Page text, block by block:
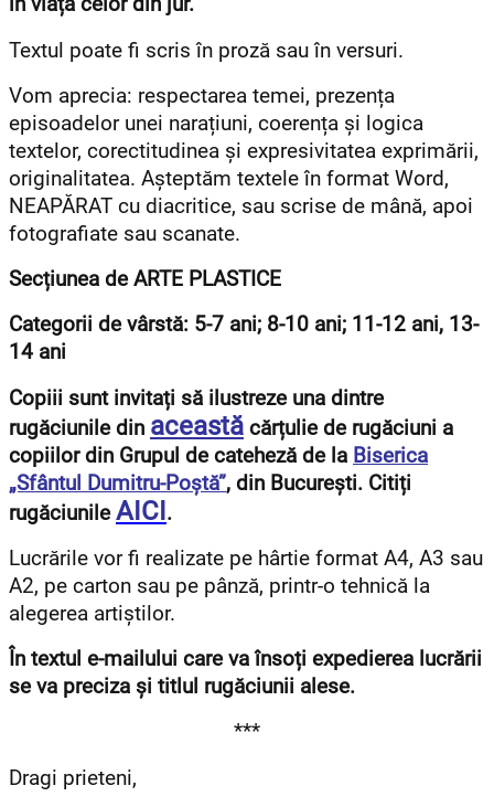
Textul poate fi scris în proză sau în versuri.
Vom aprecia: respectarea temei, prezența
episoadelor unei narațiuni, coerența și logica
textelor, corectitudinea și expresivitatea exprimării,
originalitatea. Așteptăm textele în format Word,
NEAPĂRAT cu diacritice, sau scrise de mână, apoi
fotografiate sau scanate.
Secțiunea de ARTE PLASTICE
Categorii de vârstă: 5-7 ani; 8-10 ani; 11-12 ani, 13-
14 ani
Copiii sunt invitați să ilustreze una dintre
rugăciunile din această cărțulie de rugăciuni a
copiilor din Grupul de cateheză de la Biserica
„Sfântul Dumitru-Poștă”, din București. Citiți
rugăciunileAICI.
Lucrările vor fi realizate pe hârtie format A4, A3 sau
A2, pe carton sau pe pânză, printr-o tehnică la
alegerea artiștilor.
În textul e-mailului care va însoți expedierea lucrării
se va preciza și titlul rugăciunii alese.
***
Dragi prieteni,